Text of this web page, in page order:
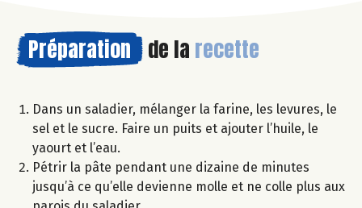
Préparation de la recette
Dans un saladier, mélanger la farine, les levures, le
sel et le sucre. Faire un puits et ajouter l’huile, le
yaourt et l’eau.
Pétrir la pâte pendant une dizaine de minutes
jusqu’à ce qu’elle devienne molle et ne colle plus aux